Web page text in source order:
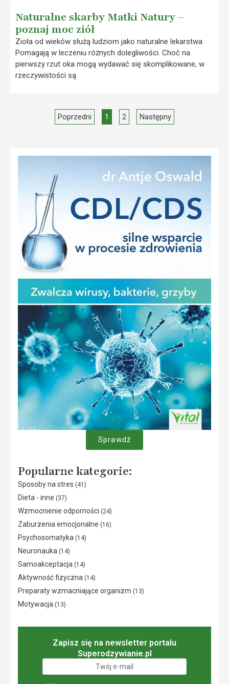
Naturalne skarby Matki Natury –
poznaj moc ziół
Zioła od wieków służą ludziom jako naturalne lekarstwa.
Pomagają w leczeniu różnych dolegliwości. Choć na
pierwszy rzut oka mogą wydawać się skomplikowane, w
rzeczywistości są
Poprzedni 1 2 Następny
Sprawdź
Popularne kategorie:
Sposoby na stres (41)
Dieta - inne (37)
Wzmocnienie odporności (24)
Zaburzenia emocjonalne (16)
Psychosomatyka (14)
Neuronauka (14)
Samoakceptacja (14)
Aktywność fizyczna (14)
Preparaty wzmacniające organizm (13)
Motywacja (13)
Zapisz się na newsletter portalu
Superodzywianie.pl